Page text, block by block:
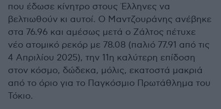
που έδωσε κίνητρο στους Έλληνες να
βελτιωθούν κι αυτοί. Ο Μαντζουράνης ανέβηκε
στα 76.96 και αμέσως μετά ο Ζάλτος πέτυχε
νέο ατομικό ρεκόρ με 78.08 (παλιό 77.91 από τις
4 Απριλίου 2025), την 11η καλύτερη επίδοση
στον κόσμο, δώδεκα, μόλις, εκατοστά μακριά
από το όριο για το Παγκόσμιο Πρωτάθλημα του
Τόκιο.